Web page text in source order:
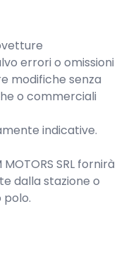
errori o omissioni
modifiche senza
o commerciali
indicative.
SRL fornirà
dalla stazione o